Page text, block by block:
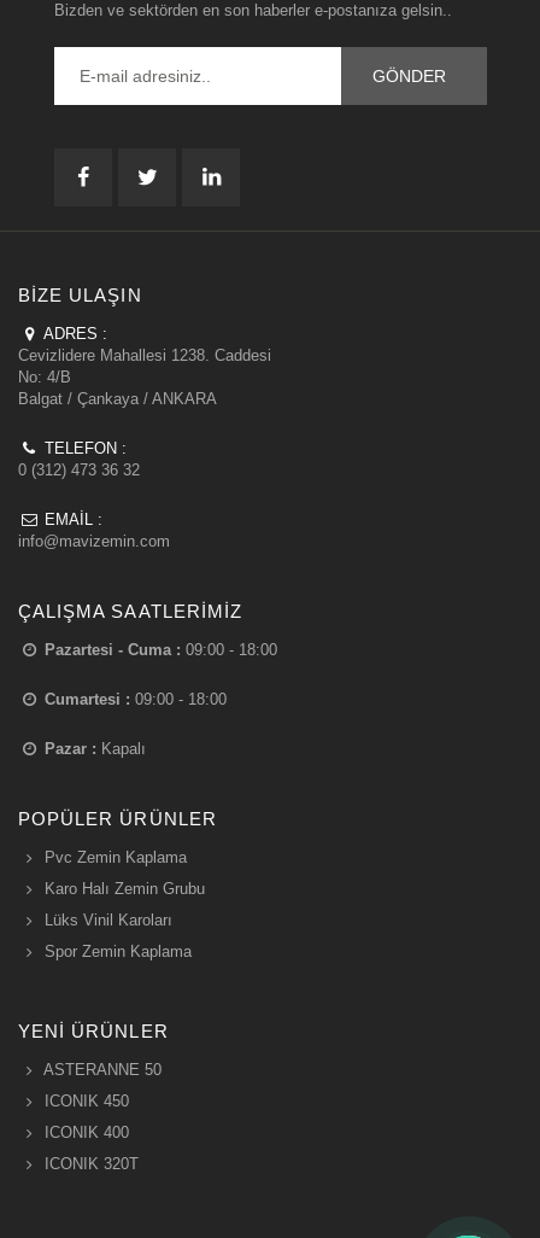
Bizden ve sektörden en son haberler e-postanıza gelsin..
BIZE ULAŞIN
ADRES :
Cevizlidere Mahallesi 1238. Caddesi
No: 4/B
Balgat / Çankaya / ANKARA
TELEFON :
0 (312) 473 36 32
EMAIL :
info@mavizemin.com
ÇALIŞMA SAATLERIMIZ
Pazartesi - Cuma : 09:00 - 18:00
Cumartesi : 09:00 - 18:00
Pazar : Kapalı
POPÜLER ÜRÜNLER
Pvc Zemin Kaplama
Karo Halı Zemin Grubu
Lüks Vinil Karoları
Spor Zemin Kaplama
YENI ÜRÜNLER
ASTERANNE 50
ICONIK 450
ICONIK 400
ICONIK 320T